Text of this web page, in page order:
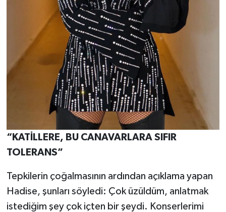
“KATİLLERE, BU CANAVARLARA SIFIR
TOLERANS”
Tepkilerin çoğalmasının ardından açıklama yapan
Hadise, şunları söyledi: Çok üzüldüm, anlatmak
istediğim şey çok içten bir şeydi. Konserlerimi